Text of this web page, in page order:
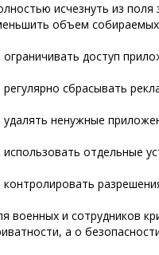
исчезнуть из
объем
доступ
сбрасывать
ненужные
отдельные
военных и сотрудников
а о